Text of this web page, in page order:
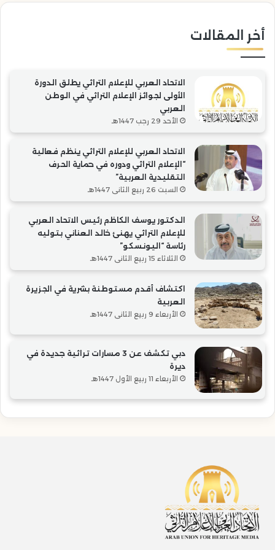
التقليدية
أخر المقالات
الاتحاد العربي للإعلام التراثي يطلق الدورة
الأولى لجوائز الإعلام التراثي في الوطن
العربي
الأحد 29 رجب 1447هـ
الاتحاد العربي للإعلام التراثي ينظم فعالية
“الإعلام التراثي ودوره في حماية الحرف
التقليدية العربية”
السبت 26 ربيع الثاني 1447هـ
الدكتور يوسف الكاظم رئيس الاتحاد العربي
للإعلام التراثي يهنئ خالد العناني بتوليه
رئاسة “اليونسكو”
الثلاثاء 15 ربيع الثاني 1447هـ
اكتشاف أقدم مستوطنة بشرية في الجزيرة
العربية
الأربعاء 9 ربيع الثاني 1447هـ
دبي تكشف عن 3 مسارات تراثية جديدة في
ديرة
الأربعاء 11 ربيع الأول 1447هـ